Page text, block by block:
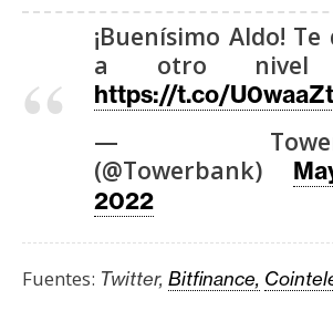
¡Buenísimo Aldo! Te
a otro nivel
https://t.co/
—
(@Towerbank)
2022
Fuentes: Twitter, Bitfinance,